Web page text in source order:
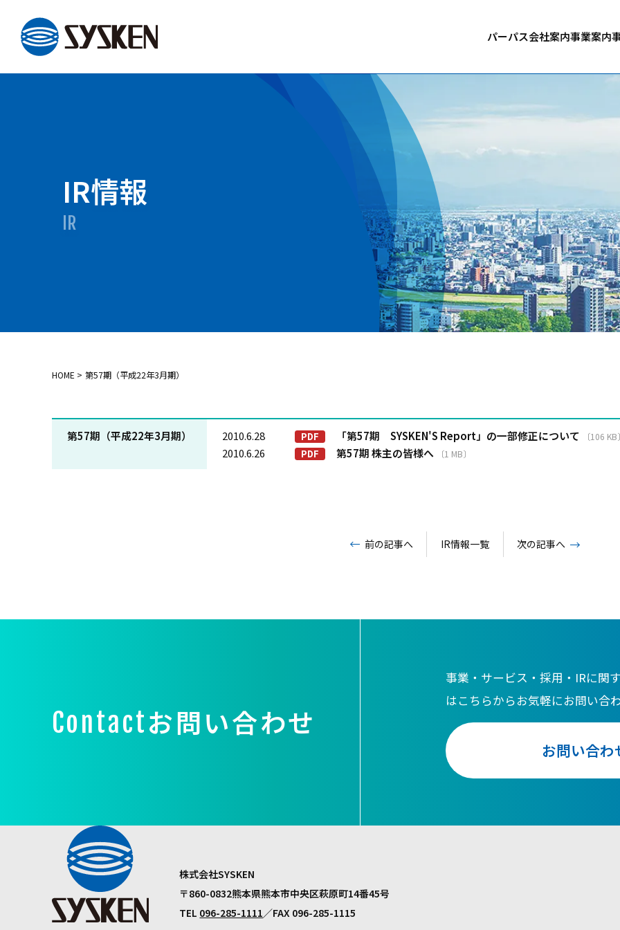
パーパス会社案内事業案内
IR情報
IR
HOME 第57期（平成22年3月期）
第57期 （平成22年3月期） 2010.6.28 「第57期 SYSKEN'S Report」の一部修正について 〔106
2010.6.26 第57期 株主の皆様へ 〔1 MB〕
前の記事へ 次の記事へ
IR情報一覧
Contactお問い合わせ
事業・サービス・採用・IRに関
はこちらからお気軽にお問い合
お問い合わ
株式会社SYSKEN
〒860-0832熊本県熊本市中央区萩原町14番45号
TEL 096-285-1111 FAX 096-285-1115